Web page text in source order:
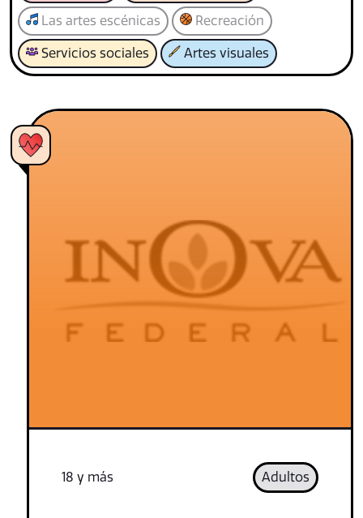
Las artes escénicas Recreación
Servicios sociales Artes visuales
18 y más Adultos